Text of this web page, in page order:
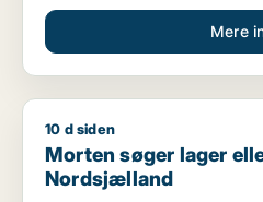
Mere
Morten søger lager eller
10 d siden
Morten søger lager
Nordsjælland